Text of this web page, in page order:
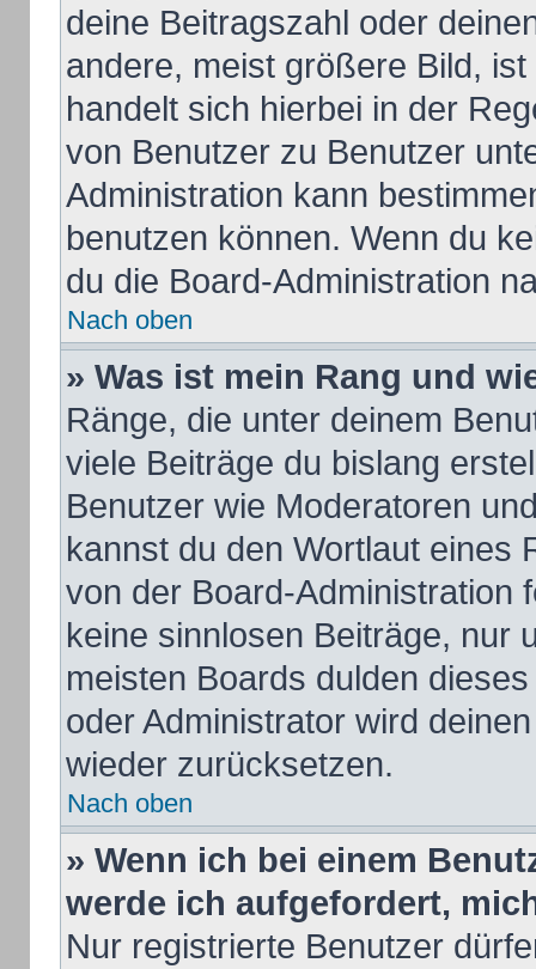
deine Beitragszahl oder
andere, meist größere Bild,
handelt sich hierbei in der
von Benutzer zu Benutzer
Administration kann
benutzen können. Wenn du
du die Board-Administration
Nach oben
» Was ist mein Rang und
Ränge, die unter deinem
viele Beiträge du bislang
Benutzer wie Moderatoren
kannst du den Wortlaut eines
von der Board-Administration
keine sinnlosen Beiträge,
meisten Boards dulden
oder Administrator wird
wieder zurücksetzen.
Nach oben
» Wenn ich bei einem
werde ich aufgefordert,
Nur registrierte Benutzer